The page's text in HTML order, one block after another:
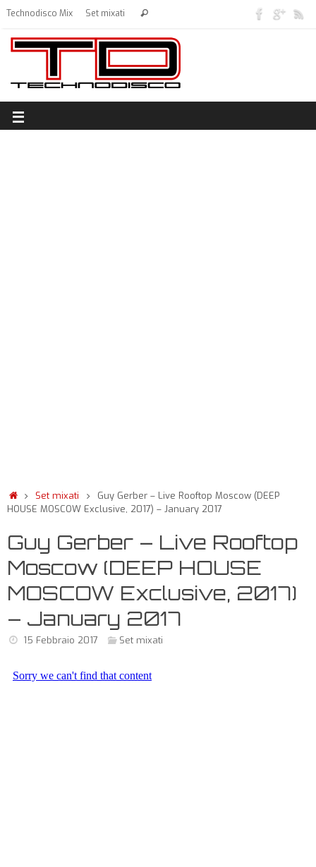
Technodisco Mix Set mixati
Set mixati
Guy Gerber – Live Rooftop Moscow (DEEP
HOUSE MOSCOW Exclusive, 2017) – January 2017
Guy Gerber – Live Rooftop
Moscow (DEEP HOUSE
MOSCOW Exclusive, 2017)
– January 2017
15 Febbraio 2017 Set mixati